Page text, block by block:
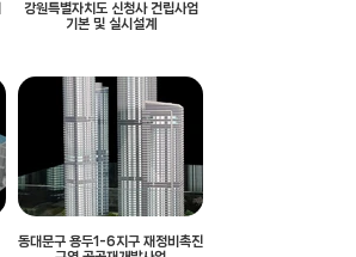
강원특별자치도 신청사 건립사업
기본 및 실시설계
동대문구 용두1-6지구 재정비촉진